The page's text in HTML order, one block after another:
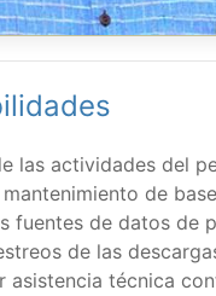
las actividades del
de
fuentes de datos de
de las
asistencia técnica